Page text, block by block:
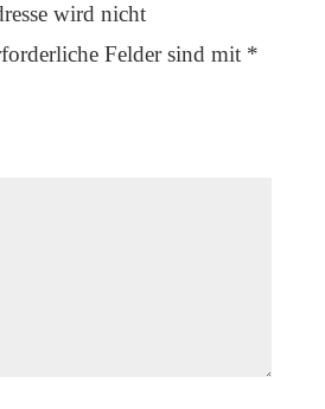
wird nicht
Felder sind mit *